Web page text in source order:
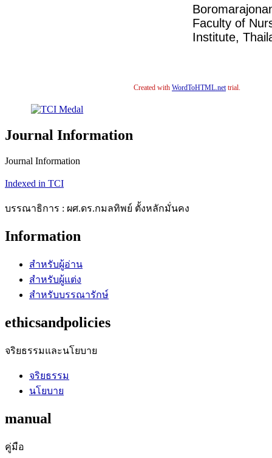
Faculty of
Institute,
Created with WordToHTML.nettrial.
Journal Information
Journal Information
Indexed in TCI
บรรณาธิการ : ผศ.ดร.กมลทิพย์ ตั้งหลักมั่นคง
Information
สำหรับผู้อ่าน
สำหรับผู้แต่ง
สำหรับบรรณารักษ์
ethicsandpolicies
จริยธรรมและนโยบาย
จริยธรรม
นโยบาย
manual
คู่มือ